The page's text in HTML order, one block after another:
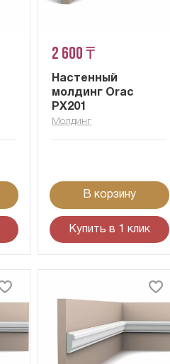
2 600 ₸
Настенный
молдинг Orac
PX201
Молдинг
В корзину
Купить в 1 клик